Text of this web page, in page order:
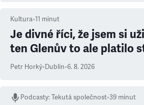
Kultura•11 minut
Je divné říci, že jsem si
ten Glenův to ale platilo
Petr Horký•Dublin•6. 8. 2026
Podcasty:Tekutá společnost•39 minut